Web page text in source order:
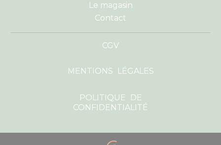
Le magasin
Contact
CGV
MENTIONS LÉGALES
POLITIQUE DE
CONFIDENTIALITÉ